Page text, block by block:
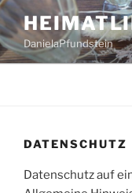
Zum
Inhalt
springenDanielaPfundstein
DATENSCHUTZ
Datenschutz auf